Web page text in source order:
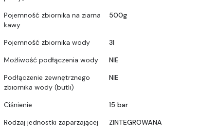
Pojemność zbiornika na ziarna
kawy
500g
Pojemność zbiornika wody
3l
Możliwość podłączenia wody
NIE
Podłączenie zewnętrznego
zbiornika wody (butli)
NIE
Ciśnienie
15 bar
Rodzaj jednostki zaparzającej
ZINTEGROWANA